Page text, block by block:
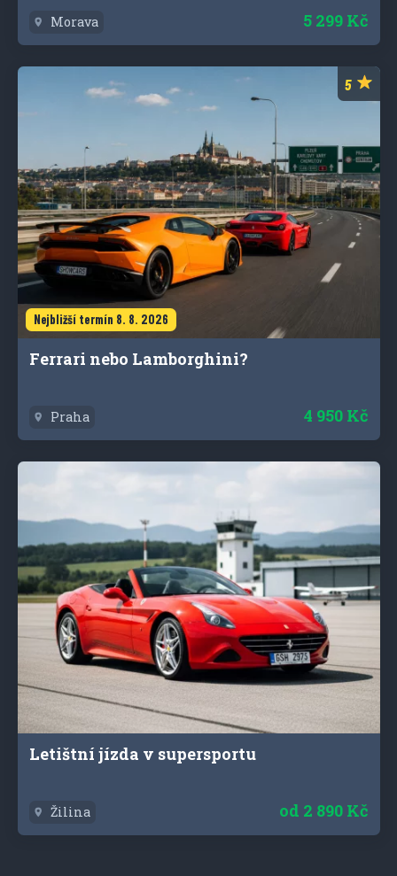
Morava 5 299 Kč
Nejbližší termín 8. 8. 2026
Ferrari nebo Lamborghini?
Praha 4 950 Kč
Letištní jízda v supersportu
Žilina od 2 890 Kč